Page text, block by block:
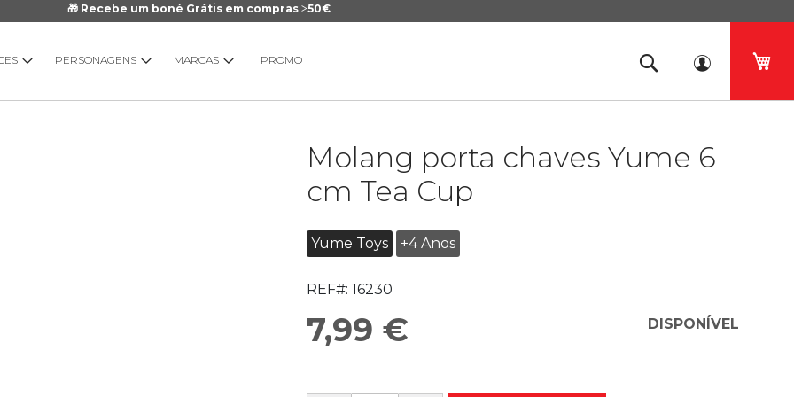
🎁 Recebe um boné Grátis em compras ≥50€
PERSONAGENS MARCAS PROMO
Molang porta chaves Yume 6
cm Tea Cup
Yume Toys +4 Anos
REF#: 16230
7,99 € DISPONÍVEL
início
Galeria
imagens